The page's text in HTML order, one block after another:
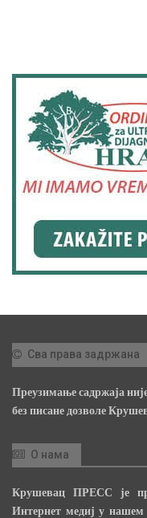
Сва права задржана
Преузимање садржаја
без писане дозволе
О нама
Крушевац ПРЕСС је
Интернет медиј у нашем